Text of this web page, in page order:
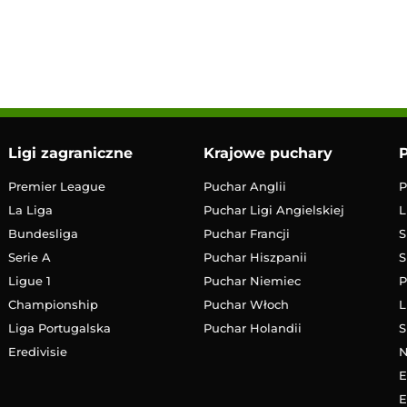
Ligi zagraniczne
Premier League
La Liga
Bundesliga
Serie A
Ligue 1
Championship
Liga Portugalska
Eredivisie
Krajowe puchary
Puchar Anglii
Puchar Ligi Angielskiej
Puchar Francji
Puchar Hiszpanii
Puchar Niemiec
Puchar Włoch
Puchar Holandii